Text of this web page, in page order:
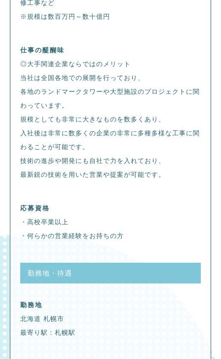
修工事など
※規模は数百万円～数十億円
仕事の醍醐味
◎大手関連企業ならではのメリット
当社は全国各地での展開を行っており、
各地のランドマークタワーや大型施設のプロジェクトに関
わっています。
規模としても非常に大きなものを数多くあり、
入社後は非常に数多くの企業の非常に多種多様な工事に関
わることが可能です。
技術の進歩や開発にも自社で力を入れており、
最新鋭の技術を用いた営業や提案が可能です。
応募資格
・高校卒業以上
・何らかの営業経験をお持ちの方
勤務地・待遇
勤務地
北海道 札幌市
最寄り駅：札幌駅